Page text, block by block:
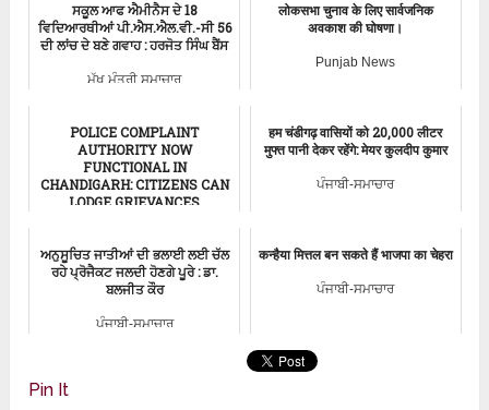
ਸਕੂਲ ਆਫ ਐਮੀਨੈਸ ਦੇ 18
ਵਿਦਿਆਰਥੀਆਂ ਪੀ.ਐਸ.ਐਲ.ਵੀ.-ਸੀ 56
ਦੀ ਲਾਂਚ ਦੇ ਬਣੇ ਗਵਾਹ : ਹਰਜੋਤ ਸਿੰਘ ਬੈਂਸ
ਮੁੱਖ ਮੰਤਰੀ ਸਮਾਚਾਰ
लोकसभा चुनाव के लिए सार्वजनिक
अवकाश की घोषणा।
Punjab News
POLICE COMPLAINT
AUTHORITY NOW
FUNCTIONAL IN
CHANDIGARH: CITIZENS CAN
LODGE GRIEVANCES
हम चंडीगढ़ वासियों को 20,000 लीटर
मुफ्त पानी देकर रहेंगे: मेयर कुलदीप कुमार
ਪੰਜਾਬੀ-ਸਮਾਚਾਰ
ਅਨੁਸੂਚਿਤ ਜਾਤੀਆਂ ਦੀ ਭਲਾਈ ਲਈ ਚੱਲ
ਰਹੇ ਪ੍ਰੋਜੈਕਟ ਜਲਦੀ ਹੋਣਗੇ ਪੂਰੇ : ਡਾ.
ਬਲਜੀਤ ਕੌਰ
ਪੰਜਾਬੀ-ਸਮਾਚਾਰ
कन्हैया मित्तल बन सकते हैं भाजपा का चेहरा
ਪੰਜਾਬੀ-ਸਮਾਚਾਰ
Pin It